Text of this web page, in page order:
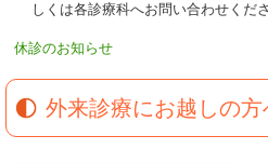
しくは各診療科へお問い合わせくださ
休診のお知らせ
外来診療にお越しの方